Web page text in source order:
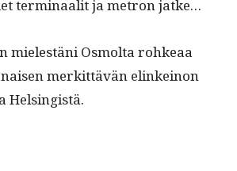
ter­mi­naalit ja metron jatke…
mielestäni Osmol­ta rohkeaa
merkit­tävän elinkeinon
Helsingistä.